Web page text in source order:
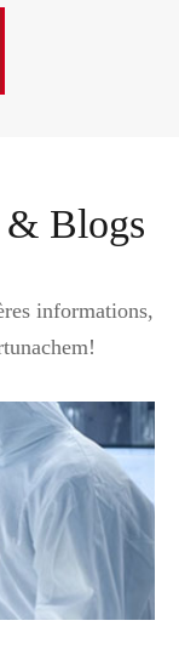
& Blogs
informations,